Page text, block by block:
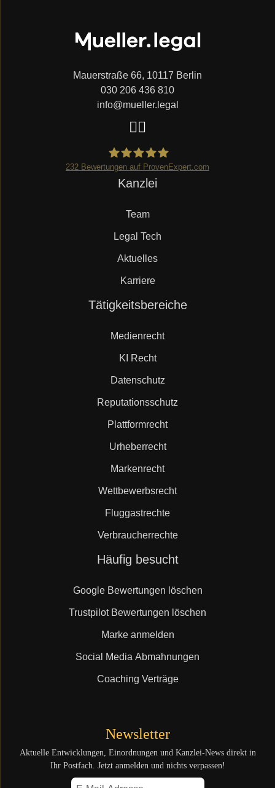
Mauerstraße 66, 10117 Berlin
030 206 436 810
info@mueller.legal
Mueller.legal
232 Bewertungen auf ProvenExpert.com
Kanzlei
Team
Legal Tech
Aktuelles
Karriere
Tätigkeitsbereiche
Medienrecht
KI Recht
Datenschutz
Reputationsschutz
Plattformrecht
Urheberrecht
Markenrecht
Wettbewerbsrecht
Fluggastrechte
Verbraucherrechte
Häufig besucht
Google Bewertungen löschen
Trustpilot Bewertungen löschen
Marke anmelden
Social Media Abmahnungen
Coaching Verträge
Newsletter
Aktuelle Entwicklungen, Einordnungen und Kanzlei-News direkt in
Ihr Postfach. Jetzt anmelden und nichts verpassen!